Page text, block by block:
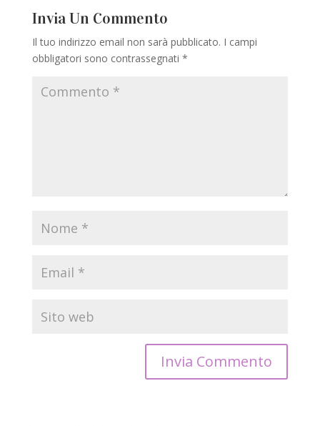
Invia Un Commento
Il tuo indirizzo email non sarà pubblicato. I campi
obbligatori sono contrassegnati *